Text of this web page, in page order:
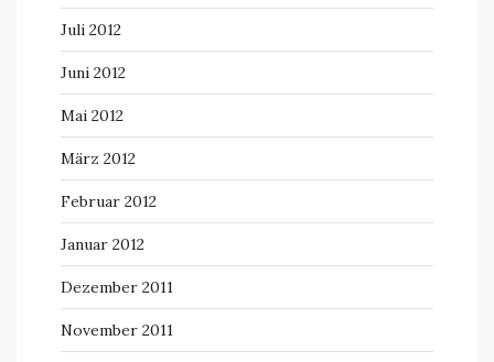
Juli 2012
Juni 2012
Mai 2012
März 2012
Februar 2012
Januar 2012
Dezember 2011
November 2011